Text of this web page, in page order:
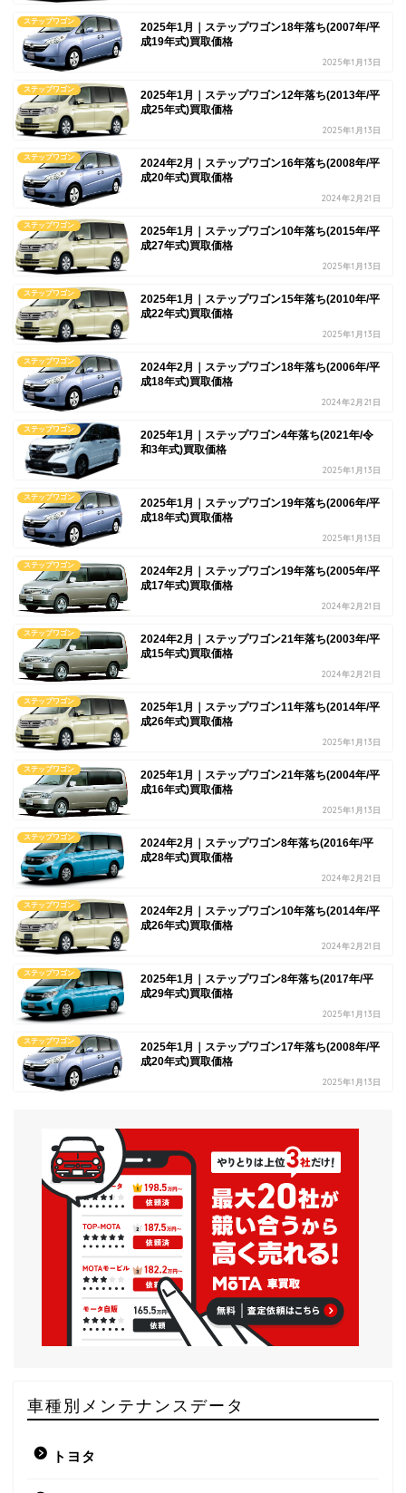
ステップワゴン
2025年1月｜ステップワゴン18年落ち(2007年/平
成19年式)買取価格
2025年1月13日
ステップワゴン
2025年1月｜ステップワゴン12年落ち(2013年/平
成25年式)買取価格
2025年1月13日
ステップワゴン
2024年2月｜ステップワゴン16年落ち(2008年/平
成20年式)買取価格
2024年2月21日
ステップワゴン
2025年1月｜ステップワゴン10年落ち(2015年/平
成27年式)買取価格
2025年1月13日
ステップワゴン
2025年1月｜ステップワゴン15年落ち(2010年/平
成22年式)買取価格
2025年1月13日
ステップワゴン
2024年2月｜ステップワゴン18年落ち(2006年/平
成18年式)買取価格
2024年2月21日
ステップワゴン
2025年1月｜ステップワゴン4年落ち(2021年/令
和3年式)買取価格
2025年1月13日
ステップワゴン
2025年1月｜ステップワゴン19年落ち(2006年/平
成18年式)買取価格
2025年1月13日
ステップワゴン
2024年2月｜ステップワゴン19年落ち(2005年/平
成17年式)買取価格
2024年2月21日
ステップワゴン
2024年2月｜ステップワゴン21年落ち(2003年/平
成15年式)買取価格
2024年2月21日
ステップワゴン
2025年1月｜ステップワゴン11年落ち(2014年/平
成26年式)買取価格
2025年1月13日
ステップワゴン
2025年1月｜ステップワゴン21年落ち(2004年/平
成16年式)買取価格
2025年1月13日
ステップワゴン
2024年2月｜ステップワゴン8年落ち(2016年/平
成28年式)買取価格
2024年2月21日
ステップワゴン
2024年2月｜ステップワゴン10年落ち(2014年/平
成26年式)買取価格
2024年2月21日
ステップワゴン
2025年1月｜ステップワゴン8年落ち(2017年/平
成29年式)買取価格
2025年1月13日
ステップワゴン
2025年1月｜ステップワゴン17年落ち(2008年/平
成20年式)買取価格
2025年1月13日
車種別メンテナンスデータ
トヨタ